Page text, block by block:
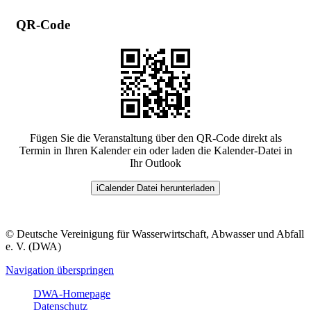
QR-Code
Fügen Sie die Veranstaltung über den QR-Code direkt als
Termin in Ihren Kalender ein oder laden die Kalender-Datei in
Ihr Outlook
iCalender Datei herunterladen
© Deutsche Vereinigung für Wasserwirtschaft, Abwasser und Abfall
e. V. (DWA)
Navigation überspringen
DWA-Homepage
Datenschutz